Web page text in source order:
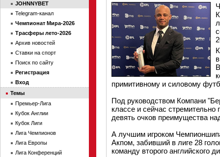
примитивному и силовому
Под руководством Компани
классе и сейчас
девять очков преимущества
А лучшим игроком
Акпом, забивший в лиге 28
команду второго английского
JOHNNYBET
Telegram-канал
Чемпионат Мира-2026
Трасферы лето-2026
Архив новостей
Ставки на спорт
Поиск по сайту
Регистрация
Вход
Темы
Премьер-Лига
Кубок Англии
Кубок Лиги
Лига Чемпионов
Лига Европы
Лига Конференций